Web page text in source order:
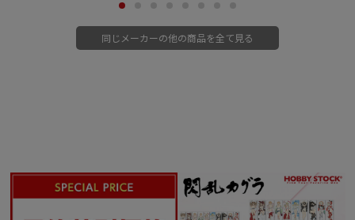
同じメーカーの他の商品を全て見る